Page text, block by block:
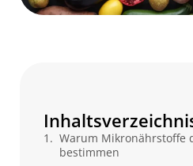
Warum Mikronährstoffe
bestimmen